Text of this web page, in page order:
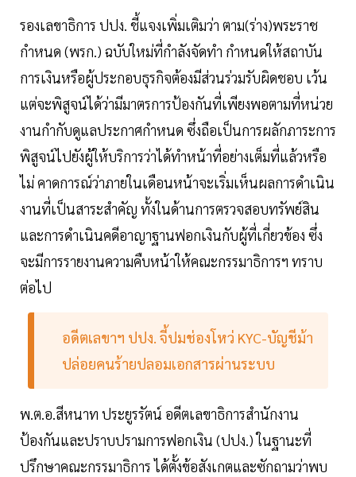
รองเลขาธิการ ปปง. ชี้แจงเพิ่มเติมว่า ตาม(ร่าง)พระราช
กำหนด (พรก.) ฉบับใหม่ที่กำลังจัดทำ กำหนดให้สถาบัน
การเงินหรือผู้ประกอบธุรกิจต้องมีส่วนร่วมรับผิดชอบ เว้น
แต่จะพิสูจน์ได้ว่ามีมาตรการป้องกันที่เพียงพอตามที่หน่วย
งานกำกับดูแลประกาศกำหนด ซึ่งถือเป็นการผลักภาระการ
พิสูจน์ไปยังผู้ให้บริการว่าได้ทำหน้าที่อย่างเต็มที่แล้วหรือ
ไม่ คาดการณ์ว่าภายในเดือนหน้าจะเริ่มเห็นผลการดำเนิน
งานที่เป็นสาระสำคัญ ทั้งในด้านการตรวจสอบทรัพย์สิน
และการดำเนินคดีอาญาฐานฟอกเงินกับผู้ที่เกี่ยวข้อง ซึ่ง
จะมีการรายงานความคืบหน้าให้คณะกรรมาธิการฯ ทราบ
ต่อไป
อดีตเลขาฯ ปปง. จี้ปมช่องโหว่ KYC-บัญชีม้า
ปล่อยคนร้ายปลอมเอกสารผ่านระบบ
พ.ต.อ.สีหนาท ประยูรรัตน์ อดีตเลขาธิการสำนักงาน
ป้องกันและปราบปรามการฟอกเงิน (ปปง.) ในฐานะที่
ปรึกษาคณะกรรมาธิการ ได้ตั้งข้อสังเกตและซักถามว่าพบ